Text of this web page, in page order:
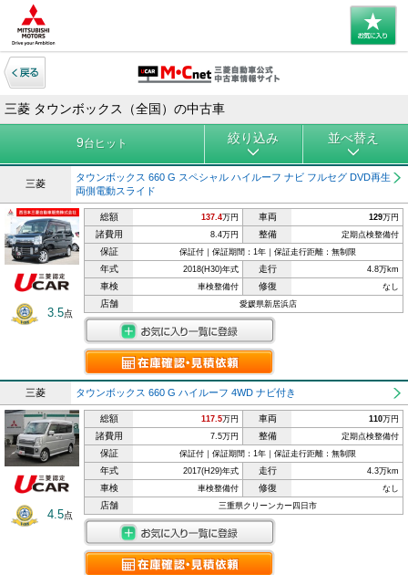
三菱 タウンボックス（全国）の中古車
9台ヒット 絞り込み 並べ替え
三菱
タウンボックス 660 G スペシャル ハイルーフ ナビ フルセグ DVD再生
両側電動スライド
3.5点
総額 137.4万円 車両 129万円
諸費用 8.4万円 整備 定期点検整備付
保証 保証付｜保証期間：1年｜保証走行距離：無制限
年式 2018(H30)年式 走行 4.8万km
車検 車検整備付 修復 なし
店舗 愛媛県新居浜店
三菱 タウンボックス 660 G ハイルーフ 4WD ナビ付き
4.5点
総額 117.5万円 車両 110万円
諸費用 7.5万円 整備 定期点検整備付
保証 保証付｜保証期間：1年｜保証走行距離：無制限
年式 2017(H29)年式 走行 4.3万km
車検 車検整備付 修復 なし
店舗 三重県クリーンカー四日市